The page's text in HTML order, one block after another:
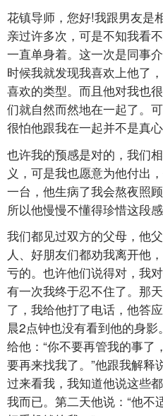
花镇导师，您好!我跟男友是
亲过许多次，可是不知我看
一直单身着。这一次是同事
时候我就发现我喜欢上他了
喜欢的类型。而且他对我也
们就自然而然地在一起了。
很怕他跟我在一起并不是真心
也许我的预感是对的，我们
义，可是我也愿意为他付出
一台，他生病了我会熬夜照
所以他慢慢不懂得珍惜这段感
我们都见过双方的父母，他
人、好朋友们都劝我离开他
亏的。也许他们说得对，我
有一次我终于忍不住了。那
了，我给他打了电话，他答
晨2点钟也没有看到他的身
给他：“你不要再管我的事了
要再来找我了。”他跟我解释
过来看我，我知道他说这些
我而已。第二天他说：“他不